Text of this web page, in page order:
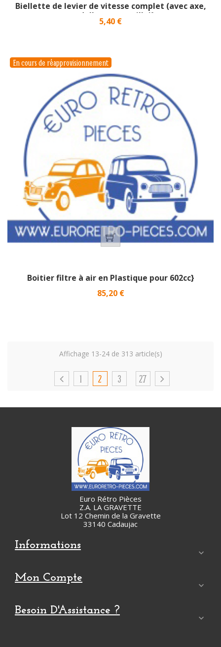
Biellette de levier de vitesse complet (avec axe,
rondelles et goupille)}
Prix
5,40 €
Boitier filtre à air en Plastique pour 602cc}
Prix
85,20 €
En cours de réapprovisionnement
Affichage 13-24 de 313 article(s)
1 2 3 27
Euro Rétro Pièces
Z.A. LA GRAVETTE
Lot 12 Chemin de la Gravette
33140 Cadaujac
Informations

Mon Compte

Besoin D'Assistance ?
